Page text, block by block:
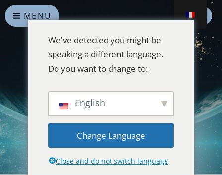
MENU
Alliances Célestes
Que la paix prévale sur la Terre et dans l'Univers
We've detected you might be
speaking a different language.
Do you want to change to:
English
Change Language
Close and do not switch language